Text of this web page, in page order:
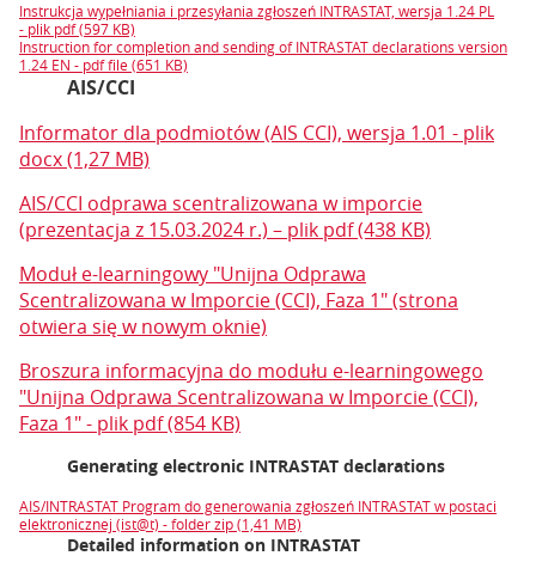
Instrukcja wypełniania i przesyłania zgłoszeń INTRASTAT, wersja 1.24 PL
- plik pdf (597 KB)
Instruction for completion and sending of INTRASTAT declarations version
1.24 EN - pdf file (651 KB)
AIS/CCI
Informator dla podmiotów (AIS CCI), wersja 1.01 - plik
docx (1,27 MB)
AIS/CCI odprawa scentralizowana w imporcie
(prezentacja z 15.03.2024 r.) – plik pdf (438 KB)
Moduł e-learningowy "Unijna Odprawa
Scentralizowana w Imporcie (CCI), Faza 1" (strona
otwiera się w nowym oknie)
Broszura informacyjna do modułu e-learningowego
"Unijna Odprawa Scentralizowana w Imporcie (CCI),
Faza 1" - plik pdf (854 KB)
Generating electronic INTRASTAT declarations
AIS/INTRASTAT Program do generowania zgłoszeń INTRASTAT w postaci
elektronicznej (ist@t) - folder zip (1,41 MB)
Detailed information on INTRASTAT